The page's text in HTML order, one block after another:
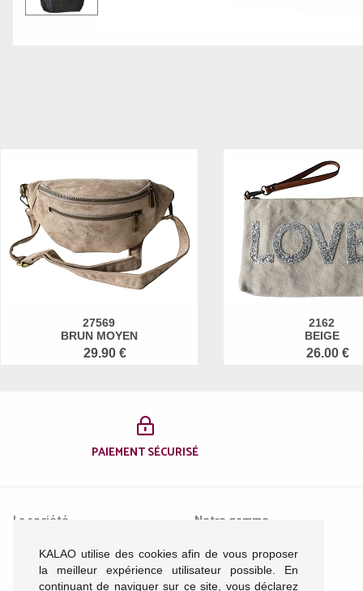
KALAO utilise des cookies afin de vous proposer
la meilleur expérience utilisateur possible. En
continuant de naviguer sur ce site, vous déclarez
27569
BRUN MOYEN
29.90 €
2162
BEIGE
26.00 €
PAIEMENT SÉCURISÉ
La société
Mentions légales
Conditions générales de
Notre gamme
Femme
Homme